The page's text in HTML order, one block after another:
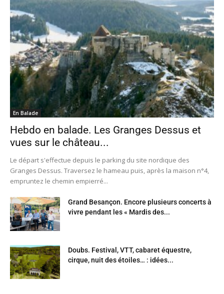
En Balade
Hebdo en balade. Les Granges Dessus et
vues sur le château...
Le départ s'effectue depuis le parking du site nordique des
Granges Dessus. Traversez le hameau puis, après la maison n°4,
empruntez le chemin empierré...
Grand Besançon. Encore plusieurs concerts à
vivre pendant les « Mardis des...
Doubs. Festival, VTT, cabaret équestre,
cirque, nuit des étoiles… : idées...